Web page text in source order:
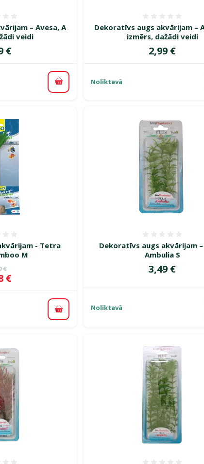
– Avesa, A
veidi
€
Pievienot grozam
Dekoratīvs augs akvārijam –
izmērs, dažādi veidi
Cena
2,99 €
Noliktavā
- Tetra
M
cena
€
€
Pievienot grozam
Dekoratīvs augs akvārijam
Ambulia S
Cena
3,49 €
Noliktavā